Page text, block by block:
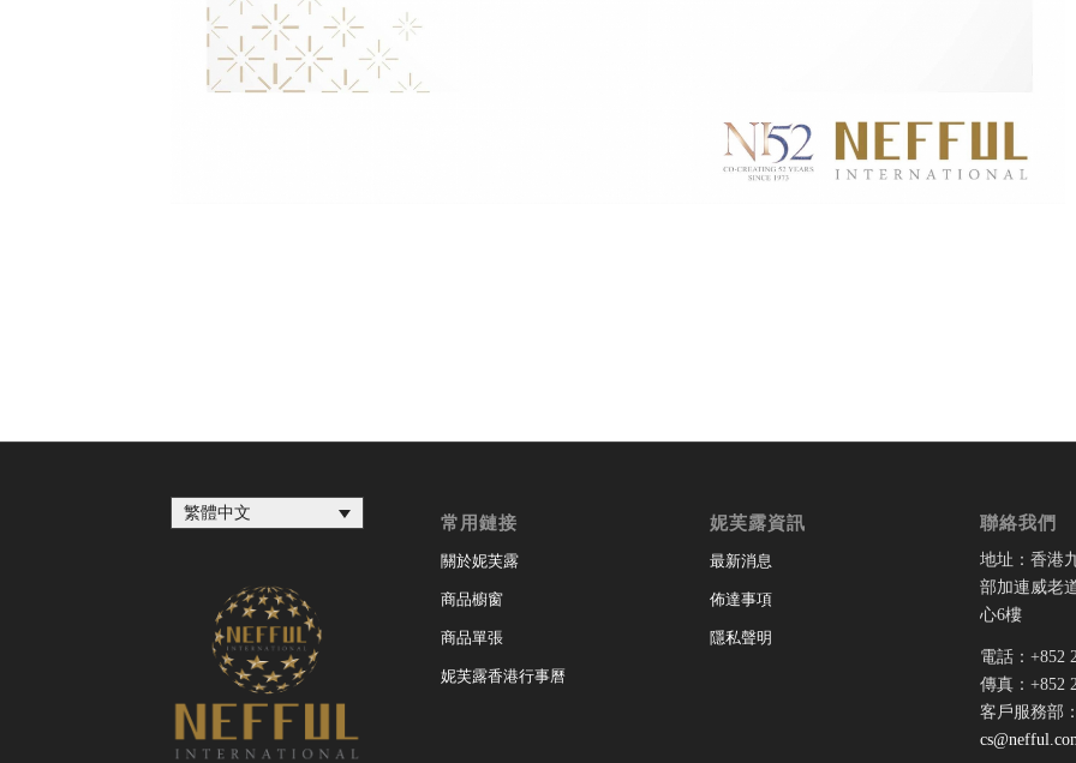
繁體中文 常用鏈接
關於妮芙露
商品櫥窗
商品單張
妮芙露香港行事曆
妮芙露資訊
最新消息
佈達事項
隱私聲明
聯絡我們
地址：香港
部加連威老
心6樓
電話：+852
傳真：+852
客戶服務部